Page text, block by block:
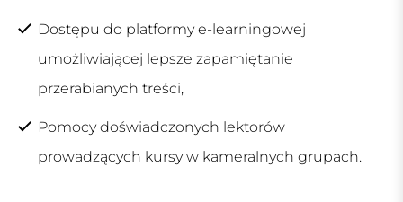
Dostępu do platformy e-learningowej
umożliwiającej lepsze zapamiętanie
przerabianych treści,
Pomocy doświadczonych lektorów
prowadzących kursy w kameralnych grupach.